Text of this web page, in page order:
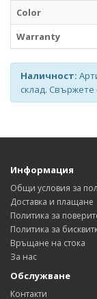
Color
Warranty
Наличност:
склад. Свържете
Информация
Общи условия за
Доставка и плащане
Политика за
Политика за
Връщане на стока
За нас
Обслужване
Контакти